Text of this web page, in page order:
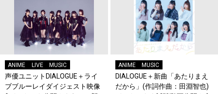
ANIME LIVE MUSIC
声優ユニットDIALOGUE＋ライ
ブブルーレイダイジェスト映像
ANIME MUSIC
DIALOGUE＋新曲「あたりまえ
だから」(作詞作曲：田淵智也)